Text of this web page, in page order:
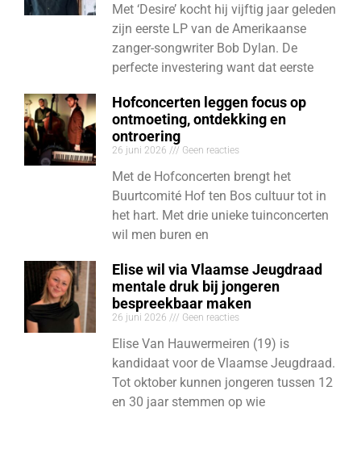
Met ‘Desire’ kocht hij vijftig jaar geleden
zijn eerste LP van de Amerikaanse
zanger-songwriter Bob Dylan. De
perfecte investering want dat eerste
Hofconcerten leggen focus op
ontmoeting, ontdekking en
ontroering
26 juni 2026 Geen reacties
Met de Hofconcerten brengt het
Buurtcomité Hof ten Bos cultuur tot in
het hart. Met drie unieke tuinconcerten
wil men buren en
Elise wil via Vlaamse Jeugdraad
mentale druk bij jongeren
bespreekbaar maken
26 juni 2026 Geen reacties
Elise Van Hauwermeiren (19) is
kandidaat voor de Vlaamse Jeugdraad.
Tot oktober kunnen jongeren tussen 12
en 30 jaar stemmen op wie